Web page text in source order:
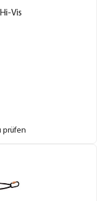
Vis
prüfen